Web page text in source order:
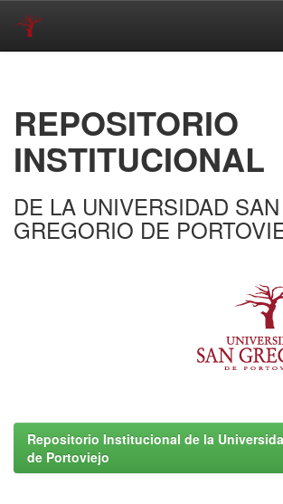
REPOSITORIO
INSTITUCIONAL
DE LA UNIVERSIDAD SAN
GREGORIO DE
Repositorio Institucional de la
de Portoviejo